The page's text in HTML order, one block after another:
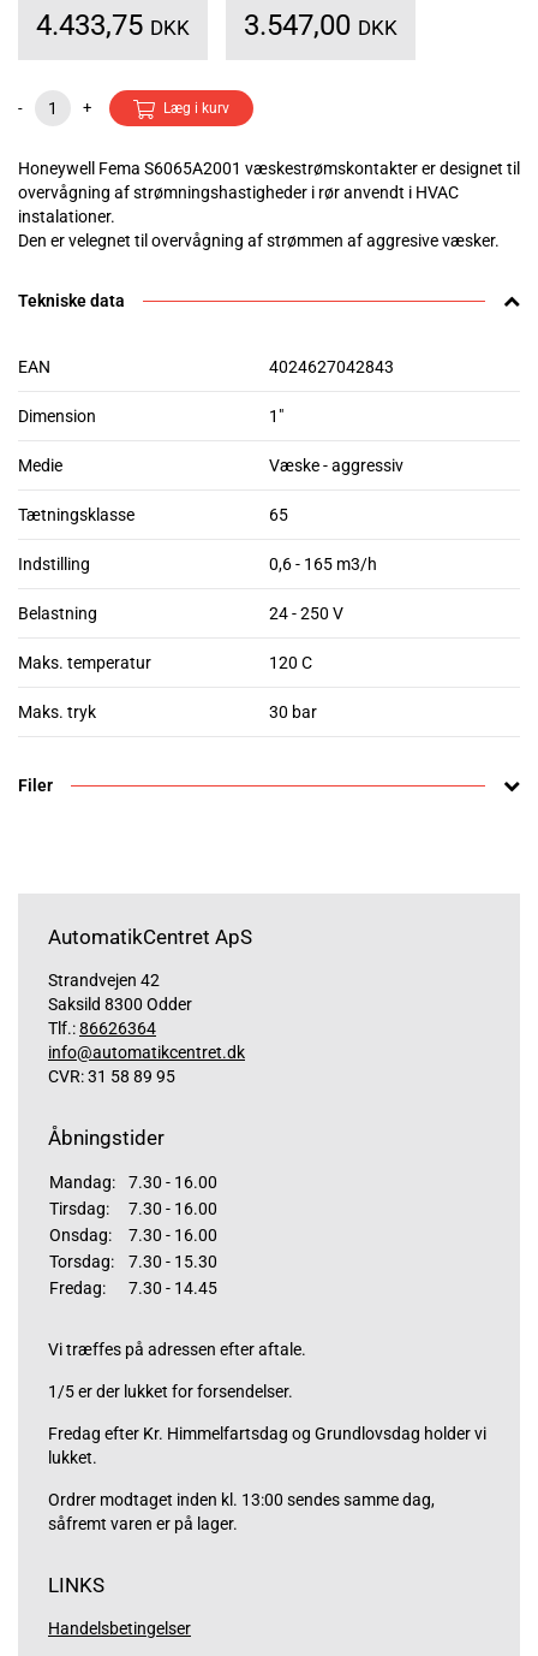
4.433,75 DKK 3.547,00 DKK
- + Læg i kurv
Honeywell Fema S6065A2001 væskestrømskontakter er designet til
overvågning af strømningshastigheder i rør anvendt i HVAC
instalationer.
Den er velegnet til overvågning af strømmen af aggresive væsker.
Tekniske data
EAN 4024627042843
Dimension 1"
Medie Væske - aggressiv
Tætningsklasse 65
Indstilling 0,6 - 165 m3/h
Belastning 24 - 250 V
Maks. temperatur 120 C
Maks. tryk 30 bar
Filer
AutomatikCentret ApS
Strandvejen 42
Saksild 8300 Odder
Tlf.:86626364
info@automatikcentret.dk
CVR: 31 58 89 95
Åbningstider
Mandag:
7.30 - 16.00
Tirsdag:
7.30 - 16.00
Onsdag:
7.30 - 16.00
Torsdag:
7.30 - 15.30
Fredag:
7.30 - 14.45
Vi træffes på adressen efter aftale.
1/5 er der lukket for forsendelser.
Fredag efter Kr. Himmelfartsdag og Grundlovsdag holder vi
lukket.
Ordrer modtaget inden kl. 13:00 sendes samme dag,
såfremt varen er på lager.
LINKS
Handelsbetingelser